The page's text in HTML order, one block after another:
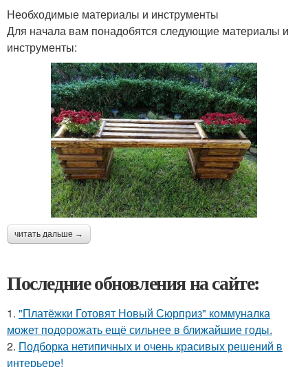
Необходимые материалы и инструменты
Для начала вам понадобятся следующие материалы и
инструменты:
читать дальше →
Последние обновления на сайте:
1. "Платёжки Готовят Новый Сюрприз" коммуналка
может подорожать ещё сильнее в ближайшие годы.
2. Подборка нетипичных и очень красивых решений в
интерьере!